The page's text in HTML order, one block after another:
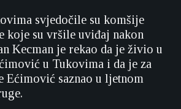
svjedočile su komšije
koje su vršile uviđaj nakon
Kecman je rekao da je živio u
u Tukovima i da je za
Ećimović saznao u ljetnom